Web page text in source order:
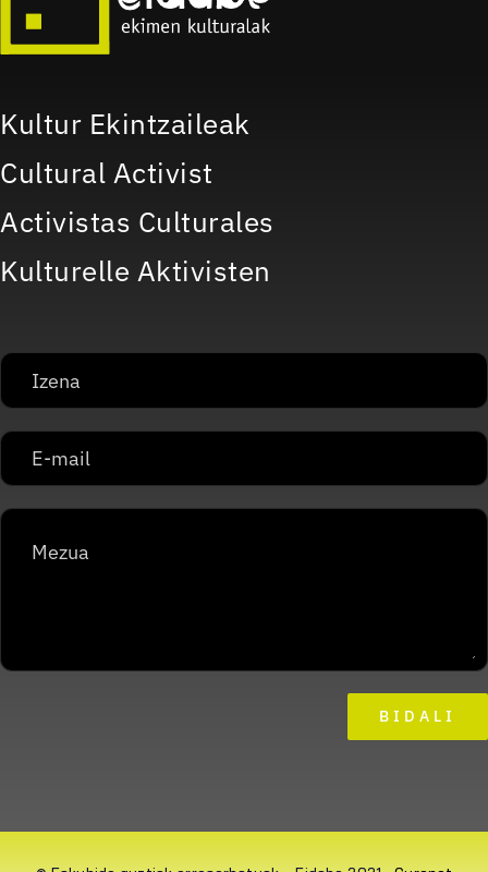
Kultur Ekintzaileak
Cultural Activist
Activistas Culturales
Kulturelle Aktivisten
BIDALI